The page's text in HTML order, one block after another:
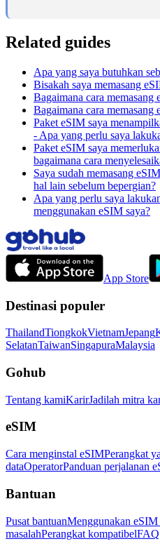
Related guides
Apa yang saya butuhkan
Bisakah saya memasang
Bagaimana cara memasang
Bagaimana cara
Paket eSIM saya
- Apa yang perlu saya
Paket eSIM saya
bagaimana cara
Saya sudah memasang
hal lain sebelum bepergian?
Apa yang perlu saya
menggunakan eSIM saya?
App Store
Destinasi populer
ThailandTiongkokVietnamJepang
SelatanTaiwanSingapuraMalaysia
Gohub
Tentang kamiKarirJadilah mitra
eSIM
Cara menginstal eSIMPerangkat
dataOperatorPanduan perjalanan
Bantuan
Pusat bantuanMenggunakan eSIM
masalahPerangkat kompatibelFAQ